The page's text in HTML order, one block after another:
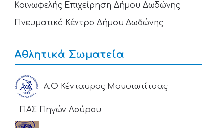
Κοινωφελής Επιχείρηση Δήμου Δωδώνης
Πνευματικό Κέντρο Δήμου Δωδώνης
Αθλητικά Σωματεία
Α.Ο Κένταυρος Μουσιωτίτσας
ΠΑΣ Πηγών Λούρου